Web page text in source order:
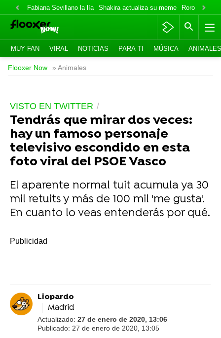
Fabiana Sevillano la lía Shakira actualiza su meme Roro lo niega
MUY FAN VIRAL NOTICIAS PARA TI MÚSICA ANIMALES
Flooxer Now » Animales
VISTO EN TWITTER
Tendrás que mirar dos veces:
hay un famoso personaje
televisivo escondido en esta
foto viral del PSOE Vasco
El aparente normal tuit acumula ya 30
mil retuits y más de 100 mil 'me gusta'.
En cuanto lo veas entenderás por qué.
Liopardo
Madrid
Actualizado: 27 de enero de 2020, 13:06
Publicado: 27 de enero de 2020, 13:05